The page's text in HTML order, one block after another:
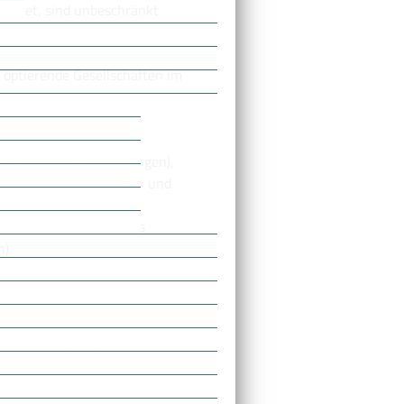
sind unbeschränkt
Gesellschaften im
Vereine, Stiftungen),
Stiftungen und
öffentlichen Rechts
Einkünfte haben, aber im
sind nur die